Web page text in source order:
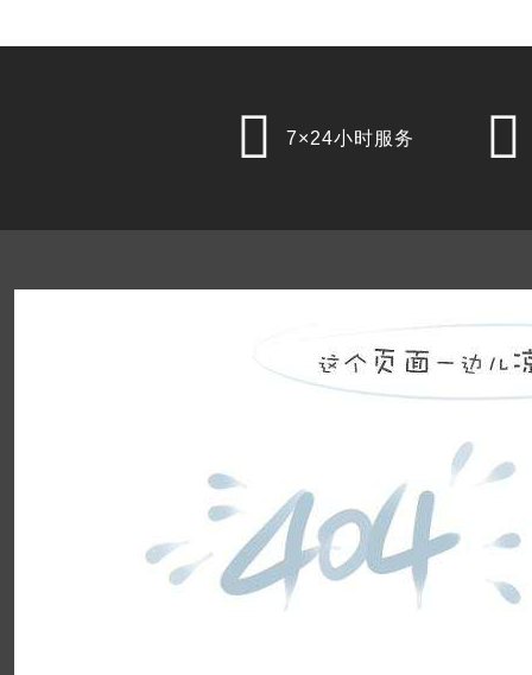
 7×24小时服务 